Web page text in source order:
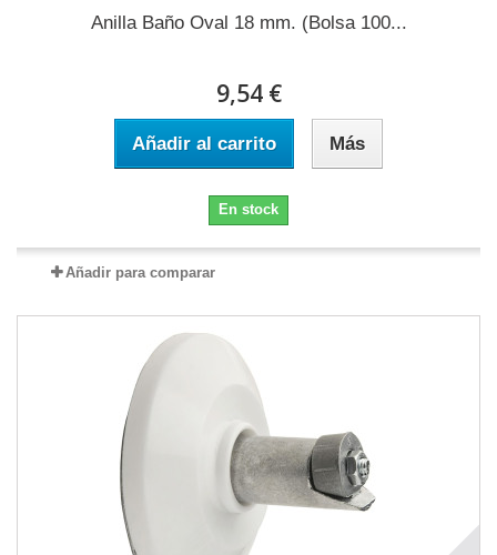
Anilla Baño Oval 18 mm. (Bolsa 100...
9,54 €
Añadir al carrito Más
En stock
Añadir para comparar